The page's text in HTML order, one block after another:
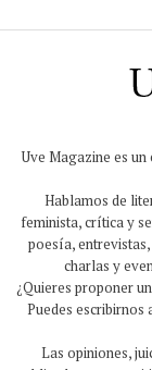
Uve Magazine es
Hablamos de
feminista, crítica y
poesía,
charlas y
¿Quieres proponer
Puedes escribirnos
Las opiniones,